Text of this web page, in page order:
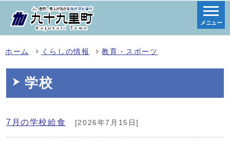
メニュー
ホーム くらしの情報 教育・スポーツ
学校
7月の学校給食 [2026年7月15日]